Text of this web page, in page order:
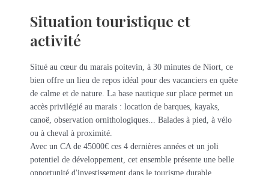
Situation touristique et
activité
Situé au cœur du marais poitevin, à 30 minutes de Niort, ce
bien offre un lieu de repos idéal pour des vacanciers en quête
de calme et de nature. La base nautique sur place permet un
accès privilégié au marais : location de barques, kayaks,
canoë, observation ornithologiques... Balades à pied, à vélo
ou à cheval à proximité.
Avec un CA de 45000€ ces 4 dernières années et un joli
potentiel de développement, cet ensemble présente une belle
opportunité d'investissement dans le tourisme durable.